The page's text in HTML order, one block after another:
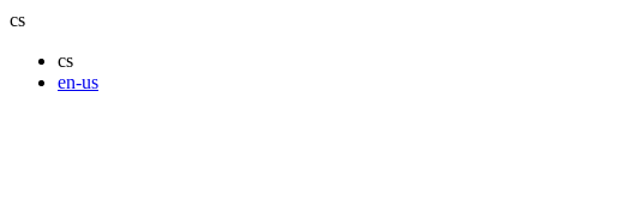
cs
cs
en-us